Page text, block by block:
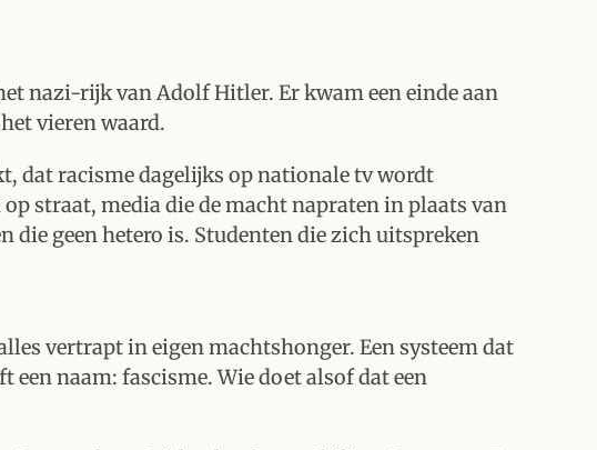
nazi-rijk van Adolf Hitler. Er kwam een einde aan
vieren waard.
dat racisme dagelijks op nationale tv wordt
straat, media die de macht napraten in plaats van
die geen hetero is. Studenten die zich uitspreken
vertrapt in eigen machtshonger. Een systeem dat
naam: fascisme. Wie doet alsof dat een